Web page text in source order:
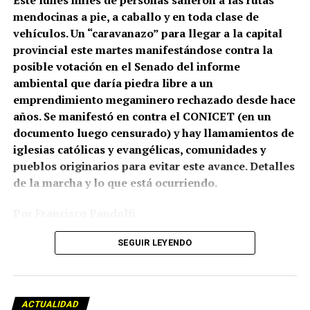
Correpi (la Coordinadora contra la represión policial e
institucional), afirmó: “Juan Gabriel recibió un impacto
directo al cuerpo. No sabemos todavía qué tipo de
cartuchería utilizaron, pero a corta distancia y directo a
zonas vitales como tórax y abdomen, un disparo de
escopeta es letal, tanto con cartuchos antitumulto (con
postas de goma) o todo propósito (con postas de
plomo). Hasta un cartucho de estruendo (sin munición)
puede herir o matar a corta distancia. Por eso los
protocolos de uso de armas largas prohíben
terminantemente disparar directamente al cuerpo con
mendocinas a pie, a caballo y en toda clase de
vehículos. Un “caravanazo” para llegar a la capital
provincial este martes manifestándose contra la
posible votación en el Senado del informe
ambiental que daría piedra libre a un
emprendimiento megaminero rechazado desde hace
años. Se manifestó en contra el CONICET (en un
documento luego censurado) y hay llamamientos de
iglesias católicas y evangélicas, comunidades y
pueblos originarios para evitar este avance. Detalles
de la marcha y lo que está ocurriendo.
Fotos: Archivo por el Agua de Mendoza
El pueblo de Mendoza empezó este lunes la “Nueva
SEGUIR LEYENDO
ACTUALIDAD